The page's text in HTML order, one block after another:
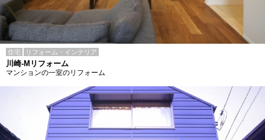
住宅 リフォーム・インテリア
川崎-Mリフォーム
マンションの一室のリフォーム